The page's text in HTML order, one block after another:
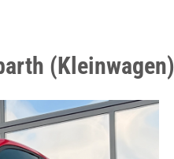
(Kleinwagen)